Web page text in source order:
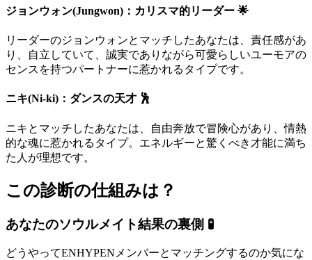
ジョンウォン(Jungwon)：カリスマ的リーダー 🌟
リーダーのジョンウォンとマッチしたあなたは、責任感があ
り、自立していて、誠実でありながら可愛らしいユーモアの
センスを持つパートナーに惹かれるタイプです。
ニキ(Ni-ki)：ダンスの天才 🕺
ニキとマッチしたあなたは、自由奔放で冒険心があり、情熱
的な魂に惹かれるタイプ。エネルギーと驚くべき才能に満ち
た人が理想です。
この診断の仕組みは？
あなたのソウルメイト結果の裏側 🧪
どうやってENHYPENメンバーとマッチングするのか気にな